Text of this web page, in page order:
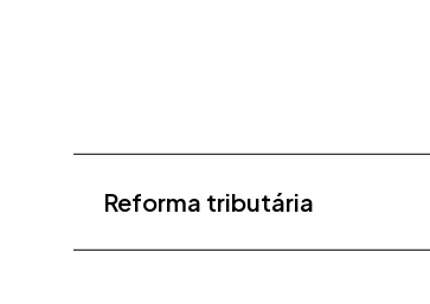
Saiba mais
Reforma tributária